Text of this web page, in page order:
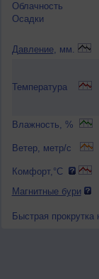
Облачность
Осадки
Давление, мм.
Температура
Влажность, %
Ветер, метр/с
Комфорт,°C
Магнитные бури
Быстрая прокрутка